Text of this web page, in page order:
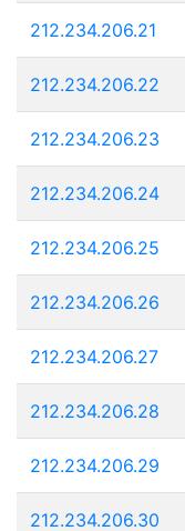
212.234.206.21
212.234.206.22
212.234.206.23
212.234.206.24
212.234.206.25
212.234.206.26
212.234.206.27
212.234.206.28
212.234.206.29
212.234.206.30